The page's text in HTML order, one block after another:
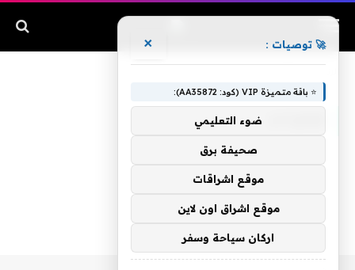
🚀 توصيات : ×
⭐ باقة متميزة VIP (كود: AA35872):
ضوء التعليمي
صحيفة برق
موقع اشراقات
موقع اشراق اون لاين
اركان سياحة وسفر